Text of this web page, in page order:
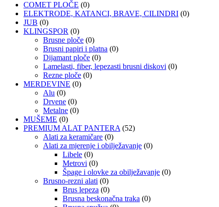
COMET PLOČE (0)
ELEKTRODE, KATANCI, BRAVE, CILINDRI (0)
JUB (0)
KLINGSPOR (0)
Brusne ploče (0)
Brusni papiri i platna (0)
Dijamant ploče (0)
Lamelasti, fiber, lepezasti brusni diskovi (0)
Rezne ploče (0)
MERDEVINE (0)
Alu (0)
Drvene (0)
Metalne (0)
MUŠEME (0)
PREMIUM ALAT PANTERA (52)
Alati za keramičare (0)
Alati za mjerenje i obilježavanje (0)
Libele (0)
Metrovi (0)
Špage i olovke za obilježavanje (0)
Brusno-rezni alati (0)
Brus lepeza (0)
Brusna beskonačna traka (0)